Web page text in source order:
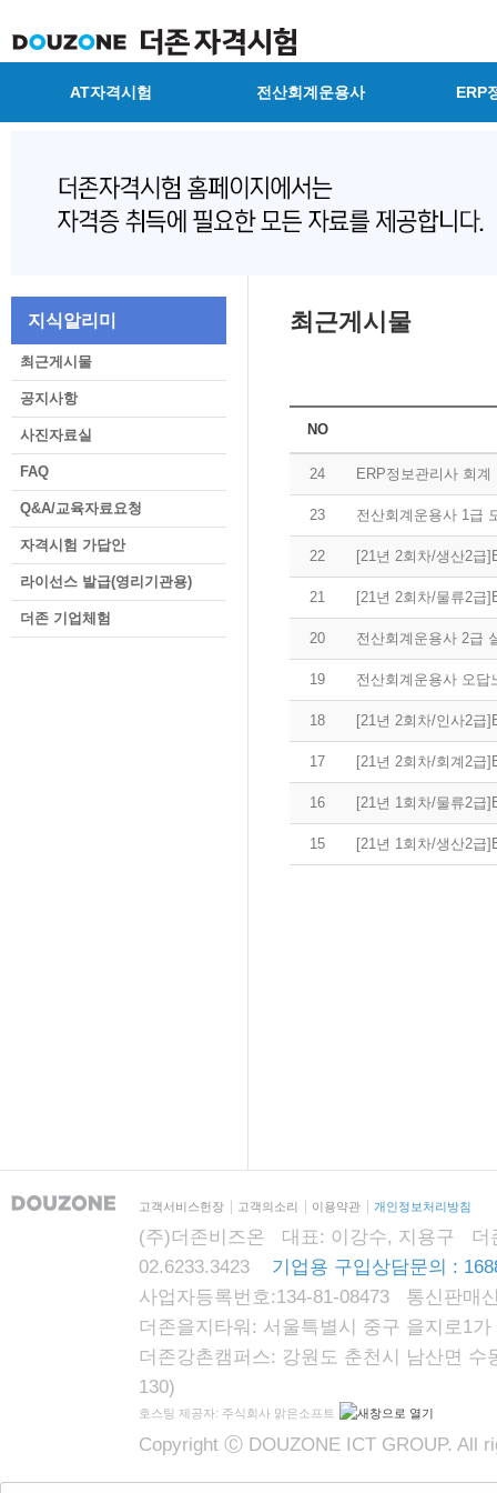
AT자격시험 전산회계운용사 ERP
지식알리미
최근게시물
공지사항
사진자료실
FAQ
Q&A/교육자료요청
자격시험 가답안
라이선스 발급(영리기관용)
더존 기업체험
최근게시물
NO
24 ERP정보관리사 회
23 전산회계운용사 1급
22 [21년 2회차/생산2급
21 [21년 2회차/물류2급
20 전산회계운용사 2급
19 전산회계운용사 오답
18 [21년 2회차/인사2급
17 [21년 2회차/회계2급
16 [21년 1회차/물류2급
15 [21년 1회차/생산2급
고객서비스헌장 고객의소리 이용약관 개인정보처리방침
(주)더존비즈온 대표: 이강수, 지용구 더
02.6233.3423 기업용 구입상담문의 :
사업자등록번호:134-81-08473 통신판매
더존을지타워: 서울특별시 중구 을지로1
더존강촌캠퍼스: 강원도 춘천시 남산면
130)
호스팅 제공자: 주식회사 맑은소프트
Copyright Ⓒ DOUZONE ICT GROUP. All